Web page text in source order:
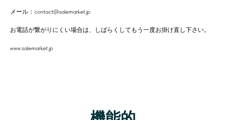
メール：contact@salemarket.jp
お電話が繋がりにくい場合は、しばらくしてもう一度お掛け直し下さい。
www.salemarket.jp